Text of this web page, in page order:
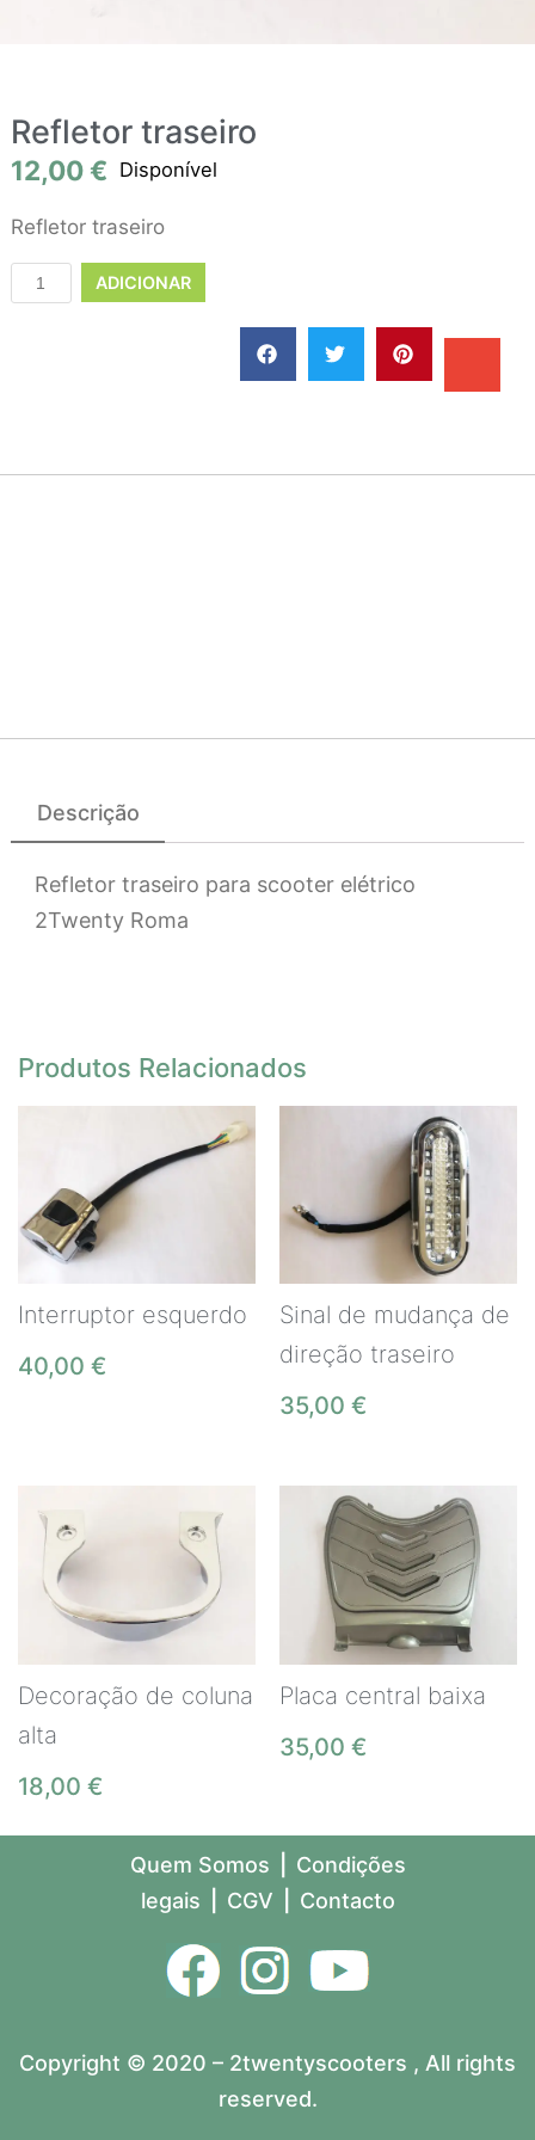
Refletor traseiro
12,00€ Disponível
Refletor traseiro
ADICIONAR
Descrição
Refletor traseiro para scooter elétrico
2Twenty Roma
Produtos Relacionados
Interruptor esquerdo
40,00 €
Sinal de mudança de
direção traseiro
35,00 €
Decoração de coluna
alta
18,00 €
Placa central baixa
35,00 €
Quem Somos
Condições
legais
CGV Contacto
Copyright © 2020 – 2twentyscooters , All rights
reserved.